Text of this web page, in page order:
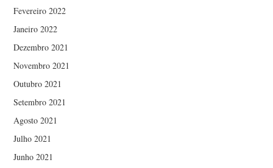
Fevereiro 2022
Janeiro 2022
Dezembro 2021
Novembro 2021
Outubro 2021
Setembro 2021
Agosto 2021
Julho 2021
Junho 2021